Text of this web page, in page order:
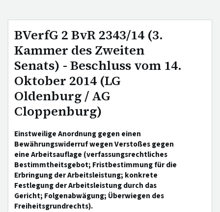
BVerfG 2 BvR 2343/14 (3.
Kammer des Zweiten
Senats) - Beschluss vom 14.
Oktober 2014 (LG
Oldenburg / AG
Cloppenburg)
Einstweilige Anordnung gegen einen
Bewährungswiderruf wegen Verstoßes gegen
eine Arbeitsauflage (verfassungsrechtliches
Bestimmtheitsgebot; Fristbestimmung für die
Erbringung der Arbeitsleistung; konkrete
Festlegung der Arbeitsleistung durch das
Gericht; Folgenabwägung; Überwiegen des
Freiheitsgrundrechts).